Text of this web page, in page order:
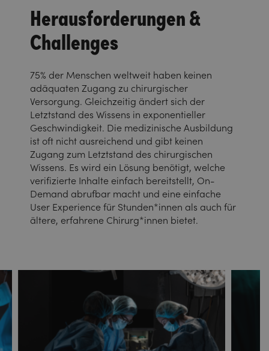
Herausforderungen &
Challenges
75% der Menschen weltweit haben keinen
adäquaten Zugang zu chirurgischer
Versorgung. Gleichzeitig ändert sich der
Letztstand des Wissens in exponentieller
Geschwindigkeit. Die medizinische Ausbildung
ist oft nicht ausreichend und gibt keinen
Zugang zum Letztstand des chirurgischen
Wissens. Es wird ein Lösung benötigt, welche
verifizierte Inhalte einfach bereitstellt, On-
Demand abrufbar macht und eine einfache
User Experience für Stunden*innen als auch für
ältere, erfahrene Chirurg*innen bietet.